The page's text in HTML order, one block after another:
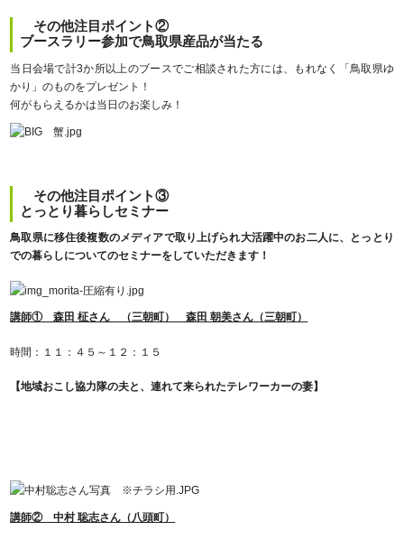
その他注目ポイント②
ブースラリー参加で鳥取県産品が当たる
当日会場で計3か所以上のブースでご相談された方には、もれなく「鳥取県ゆ
かり」のものをプレゼント！
何がもらえるかは当日のお楽しみ！
その他注目ポイント③
とっとり暮らしセミナー
鳥取県に移住後複数のメディアで取り上げられ大活躍中のお二人に、とっとり
での暮らしについてのセミナーをしていただきます！
講師① 森田 柾さん （三朝町）森田 朝美さん（三朝町）
時間：１１：４５～１２：１５
【地域おこし協力隊の夫と、連れて来られたテレワーカーの妻】
講師② 中村 聡志さん（八頭町）